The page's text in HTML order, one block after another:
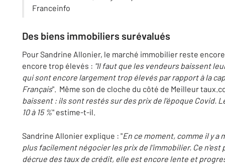
Franceinfo
Des biens immobiliers surévalués
Pour Sandrine Allonier, le marché immobilier reste
encore trop élevés : "Il faut que les vendeurs baissent
qui sont encore largement trop élevés par rapport à la
Français". Même son de cloche du côté de Meilleur
baissent : ils sont restés sur des prix de l'époque Covid.
10 à 15 %" estime-t-il.
Sandrine Allonier explique : "En ce moment, comme il y a
plus facilement négocier les prix de l'immobilier. Ce n'est
décrue des taux de crédit, elle est encore lente et